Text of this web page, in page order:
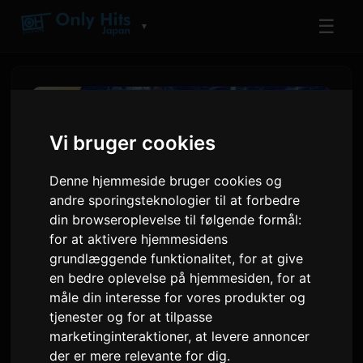
Vi bruger cookies
Denne hjemmeside bruger cookies og
andre sporingsteknologier til at forbedre
din browseroplevelse til følgende formål:
for at aktivere hjemmesidens
grundlæggende funktionalitet,for at give
en bedre oplevelse på hjemmesiden,for at
måle din interesse for vores produkter og
tjenester og for at tilpasse
marketinginteraktioner,at levere annoncer
der er mere relevante for dig.
▼ ☰
Shangri-La Frontier manga
tilbyder 126 kapitler gratis i
72 timer